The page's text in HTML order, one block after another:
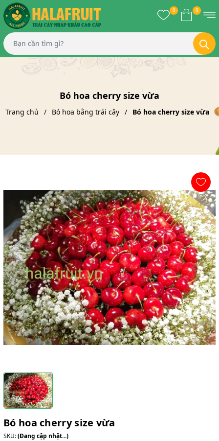
0 0
Bó hoa cherry size vừa
Trang chủ Bó hoa bằng trái cây Bó hoa cherry size vừa
Bó hoa cherry size vừa
SKU:(Đang cập nhật...)